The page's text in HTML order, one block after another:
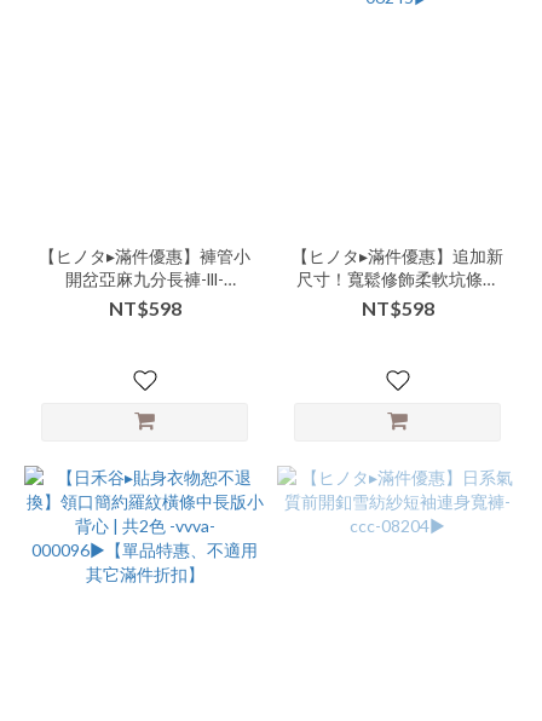
【ヒノタ▸滿件優惠】褲管小
開岔亞麻九分長褲-lll-
10146▶
NT$598
【ヒノタ▸滿件優惠】追加新
尺寸！寬鬆修飾柔軟坑條織
紋方領下擺圓弧短版上衣-
ccc-06245▶
NT$598